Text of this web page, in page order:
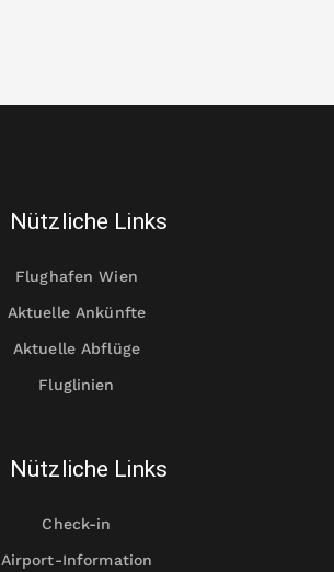
Nützliche Links
Flughafen Wien
Aktuelle Ankünfte
Aktuelle Abflüge
Fluglinien
Nützliche Links
Check-in
Airport-Information